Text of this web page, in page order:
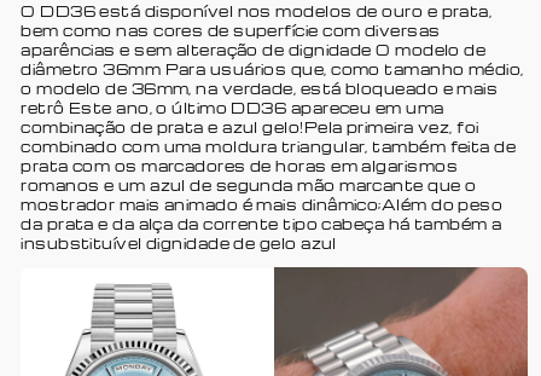
O DD36 está disponível nos modelos de ouro e prata,
bem como nas cores de superfície com diversas
aparências e sem alteração de dignidade O modelo de
diâmetro 36mm Para usuários que, como tamanho médio,
o modelo de 36mm, na verdade, está bloqueado e mais
retrô Este ano, o último DD36 apareceu em uma
combinação de prata e azul gelo!Pela primeira vez, foi
combinado com uma moldura triangular, também feita de
prata com os marcadores de horas em algarismos
romanos e um azul de segunda mão marcante que o
mostrador mais animado é mais dinâmico;Além do peso
da prata e da alça da corrente tipo cabeça há também a
insubstituível dignidade de gelo azul